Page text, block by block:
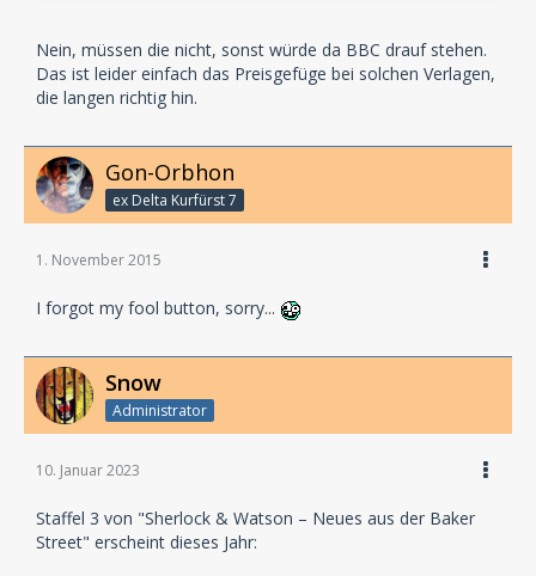
Nein, müssen die nicht, sonst würde da BBC drauf stehen.
Das ist leider einfach das Preisgefüge bei solchen Verlagen,
die langen richtig hin.
Gon-Orbhon
ex Delta Kurfürst 7
1. November 2015
I forgot my fool button, sorry...
Snow
Administrator
10. Januar 2023
Staffel 3 von "Sherlock & Watson – Neues aus der Baker
Street" erscheint dieses Jahr: